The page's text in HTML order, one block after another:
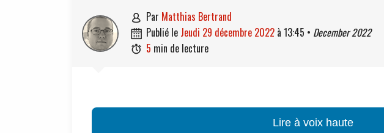
 par Matthias Bertrand
 publié le jeudi 29 décembre 2022 à 13:45 • December 2022
 5 min de lecture
Lire à voix haute